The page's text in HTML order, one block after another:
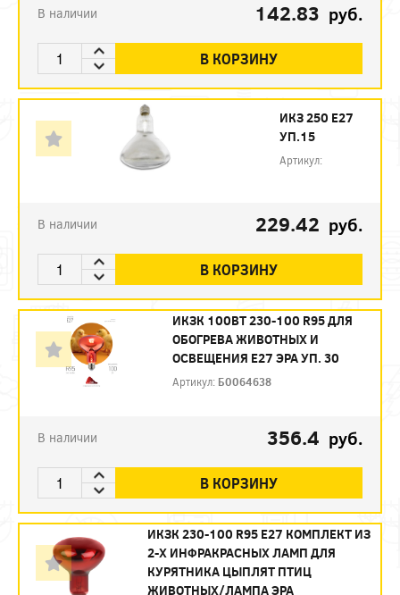
В наличии 142.83 руб.
В КОРЗИНУ
ИКЗ 250 Е27
УП.15
Артикул:
В наличии 229.42 руб.
В КОРЗИНУ
ИКЗК 100ВТ 230-100 R95 ДЛЯ
ОБОГРЕВА ЖИВОТНЫХ И
ОСВЕЩЕНИЯ Е27 ЭРА УП. 30
Артикул: Б0064638
В наличии 356.4 руб.
В КОРЗИНУ
ИКЗК 230-100 R95 E27 КОМПЛЕКТ ИЗ
2-Х ИНФРАКРАСНЫХ ЛАМП ДЛЯ
КУРЯТНИКА ЦЫПЛЯТ ПТИЦ
ЖИВОТНЫХ/ЛАМПА ЭРА